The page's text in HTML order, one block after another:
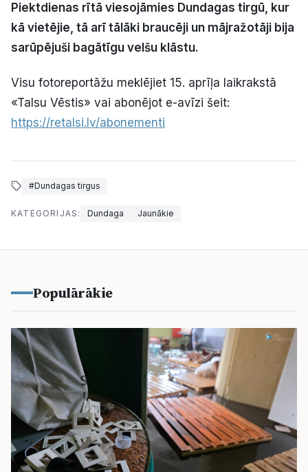
Reklāma
Politiskā reklāma
Par mums
Kontakti
Ziņo redakcijai
Facebook Instagram YouTube
Piektdienas rītā viesojāmies Dundagas tirgū, kur
kā vietējie, tā arī tālāki braucēji un mājražotāji bija
sarūpējuši bagātīgu velšu klāstu.
Visu fotoreportāžu meklējiet 15. aprīļa laikrakstā
«Talsu Vēstis» vai abonējot e-avīzi šeit:
https://retalsi.lv/abonementi
#Dundagas tirgus
KATEGORIJAS: Dundaga Jaunākie
Populārākie